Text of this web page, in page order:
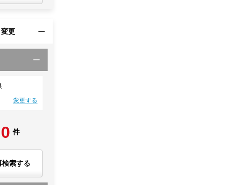
更
変更する
0 件
検索する